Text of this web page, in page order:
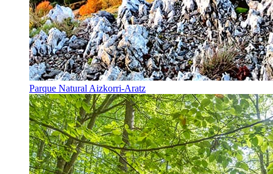
Parque Natural Aizkorri-Aratz